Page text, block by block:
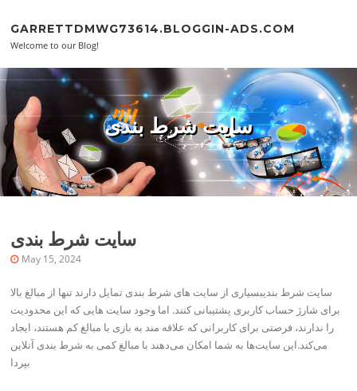
GARRETTDMWG73614.BLOGGIN-ADS.COM
Welcome to our Blog!
سایت شرط بندی
سایت شرط بندی
May 15, 2024
سایت شرط بندیبسیاری از سایت‌ های شرط بندی تمایل دارند تنها از مبالغ بالا
برای شارژ حساب کاربری پشتیبانی کنند. اما وجود سایت‌ هایی که این محدودیت
را ندارند، فرصتی برای کاربرانی که علاقه‌ مند به بازی با مبالغ کم هستند، ایجاد
می‌کند.این سایت‌ها به شما امکان می‌دهند با مبالغ کمی به شرط بندی آنلاین
بپردا